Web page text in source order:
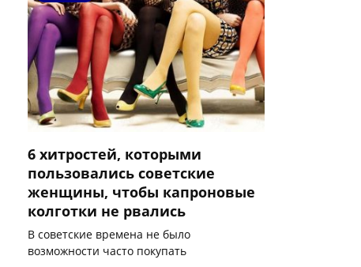
6 хитростей, которыми
пользовались советские
женщины, чтобы капроновые
колготки не рвались
В советские времена не было
возможности часто покупать